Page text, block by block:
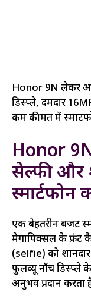
Honor 9N लेकर
डिस्प्ले, दमदार
कम कीमत में
Honor
सेल्फी और
स्मार्टफोन
एक बेहतरीन बजट
मेगापिक्सल के फ्रंट
(selfie) को
फुलव्यू नॉच डिस्प्ले
अनुभव प्रदान करता